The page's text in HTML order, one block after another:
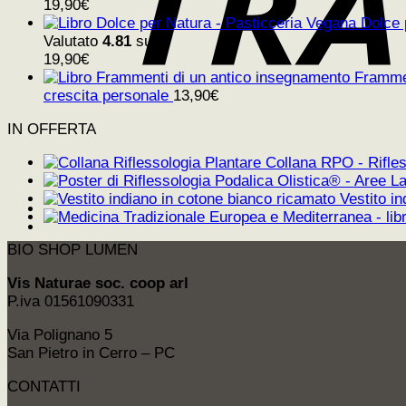
19,90€
Dolce
Valutato 4.81 su 5
19,90€
crescita personale 13,90€
IN OFFERTA
Collana RPO -
Vestito
BIO SHOP LUMEN
Vis Naturae soc. coop arl
P.iva 01561090331
Via Polignano 5
San Pietro in Cerro – PC
CONTATTI